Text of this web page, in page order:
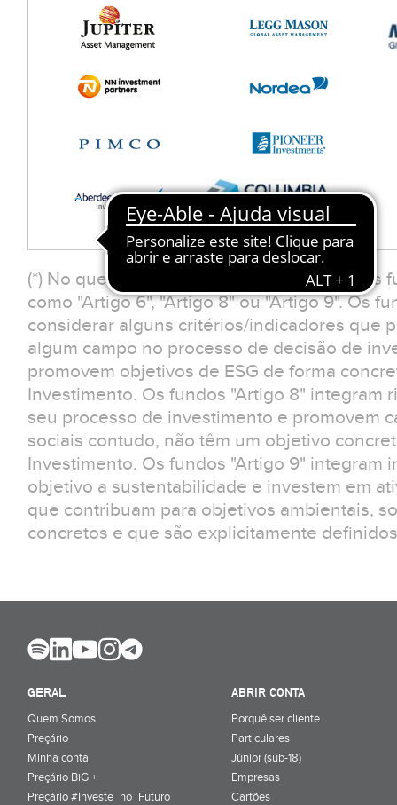
(*) No que respeita à Classificação SFDR,
como "Artigo 6", "Artigo 8" ou "Artigo 9". Os
considerar alguns critérios/indicadores que
algum campo no processo de decisão de
promovem objetivos de ESG de forma
Investimento. Os fundos "Artigo 8" integram
seu processo de investimento e promovem
sociais contudo, não têm um objetivo
Investimento. Os fundos "Artigo 9" integram
objetivo a sustentabilidade e investem em
que contribuam para objetivos ambientais,
concretos e que são explicitamente
GERAL
Quem Somos
Preçário
Minha conta
Preçário BiG +
Preçário #Investe_no_Futuro
ABRIR CONTA
Porquê ser cliente
Particulares
Júnior (sub-18)
Empresas
Cartões